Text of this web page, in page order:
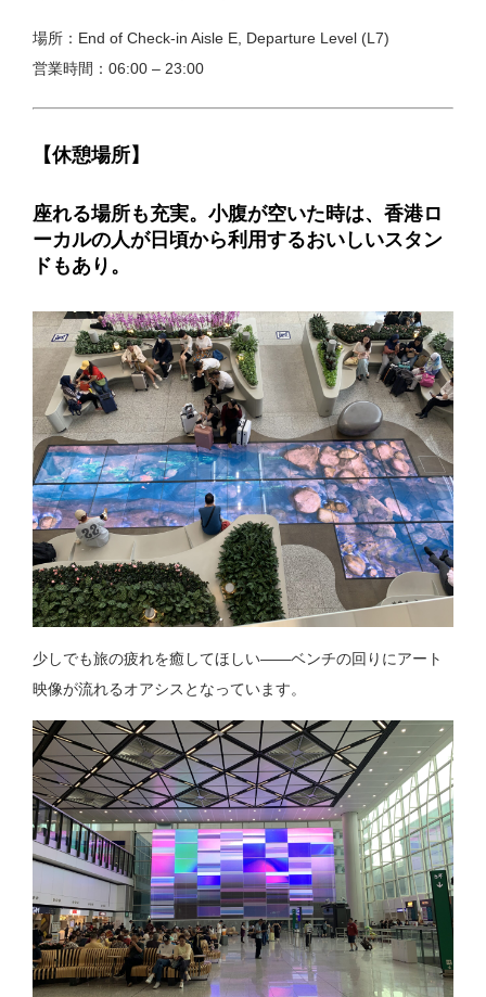
場所：End of Check-in Aisle E, Departure Level (L7)
営業時間：06:00 – 23:00
【休憩場所】
座れる場所も充実。小腹が空いた時は、香港ロ
ーカルの人が日頃から利用するおいしいスタン
ドもあり。
少しでも旅の疲れを癒してほしい――ベンチの回りにアート
映像が流れるオアシスとなっています。